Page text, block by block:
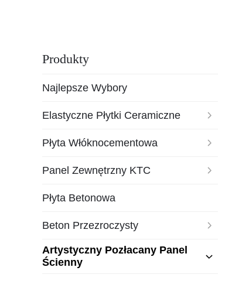
Produkty
Najlepsze Wybory
Elastyczne Płytki Ceramiczne
Płyta Włóknocementowa
Panel Zewnętrzny KTC
Płyta Betonowa
Beton Przezroczysty
Artystyczny Pozłacany Panel
Ścienny